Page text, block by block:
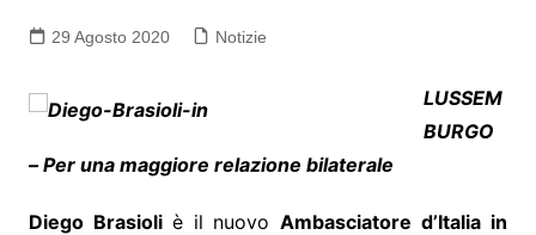
29 Agosto 2020 Notizie
LUSSEM
BURGO
– Per una maggiore relazione bilaterale
Diego Brasioli è il nuovoAmbasciatore d’Italia in